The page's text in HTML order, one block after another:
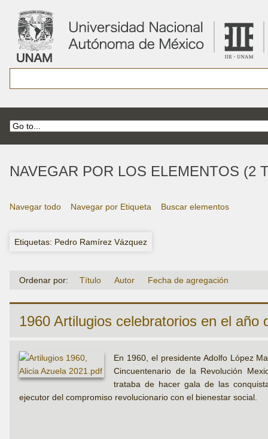
NAVEGAR POR LOS ELEMENTOS (2
Navegar todo Navegar por Etiqueta Buscar elementos
Etiquetas: Pedro Ramírez Vázquez
Ordenar por: Título Autor Fecha de agregación
1960 Artilugios celebratorios en el año
En 1960, el presidente Adolfo López
Cincuentenario de la Revolución
trataba de hacer gala de las
ejecutor del compromiso revolucionario con el bienestar social.